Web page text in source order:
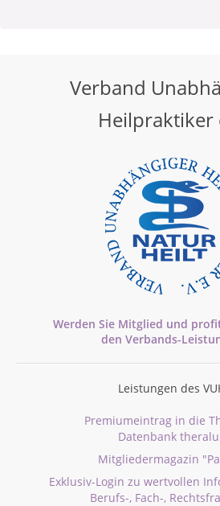
Verband
Heilpraktiker
Werden Sie Mitglied und
den Verbands-
Leistungen des
Premiumeintrag in die
Datenbank
Mitgliedermagazin
Exklusiv-Login zu wertvollen
Berufs-, Fach-,